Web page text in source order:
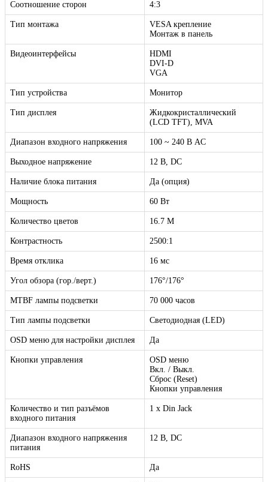
Соотношение сторон 4:3
Тип монтажа
VESA крепление
Монтаж в панель
Видеоинтерфейсы
HDMI
DVI-D
VGA
Тип устройства Монитор
Тип дисплея
Жидкокристаллический
(LCD TFT), MVA
Диапазон входного напряжения 100 ~ 240 В AC
Выходное напряжение 12 В, DC
Наличие блока питания Да (опция)
Мощность 60 Вт
Количество цветов 16.7 M
Контрастность 2500:1
Время отклика 16 мс
Угол обзора (гор./верт.) 176°/176°
MTBF лампы подсветки 70 000 часов
Тип лампы подсветки Светодиодная (LED)
OSD меню для настройки дисплея Да
Кнопки управления
OSD меню
Вкл. / Выкл.
Сброс (Reset)
Кнопки управления
Количество и тип разъёмов
входного питания
1 x Din Jack
Диапазон входного напряжения
питания
12 В, DC
RoHS Да